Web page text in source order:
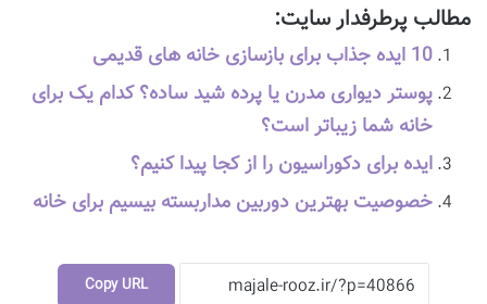
مطالب پرطرفدار سایت:
10 ایده جذاب برای بازسازی خانه های قدیمی
پوستر دیواری مدرن یا پرده شید ساده؟ کدام یک برای
خانه شما زیباتر است؟
ایده برای دکوراسیون را از کجا پیدا کنیم؟
خصوصیت بهترین دوربین مداربسته بیسیم برای خانه
Copy URL